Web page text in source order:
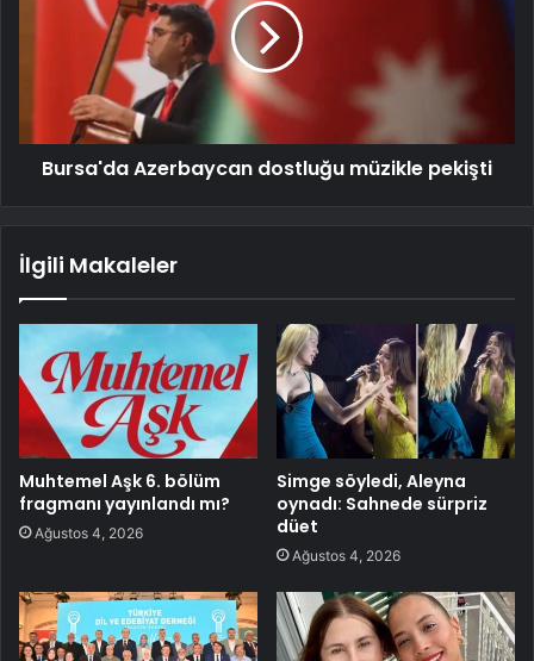
Bursa'da Azerbaycan dostluğu müzikle pekişti
İlgili Makaleler
Muhtemel Aşk 6. bölüm
fragmanı yayınlandı mı?
Ağustos 4, 2026
Simge söyledi, Aleyna
oynadı: Sahnede sürpriz
düet
Ağustos 4, 2026